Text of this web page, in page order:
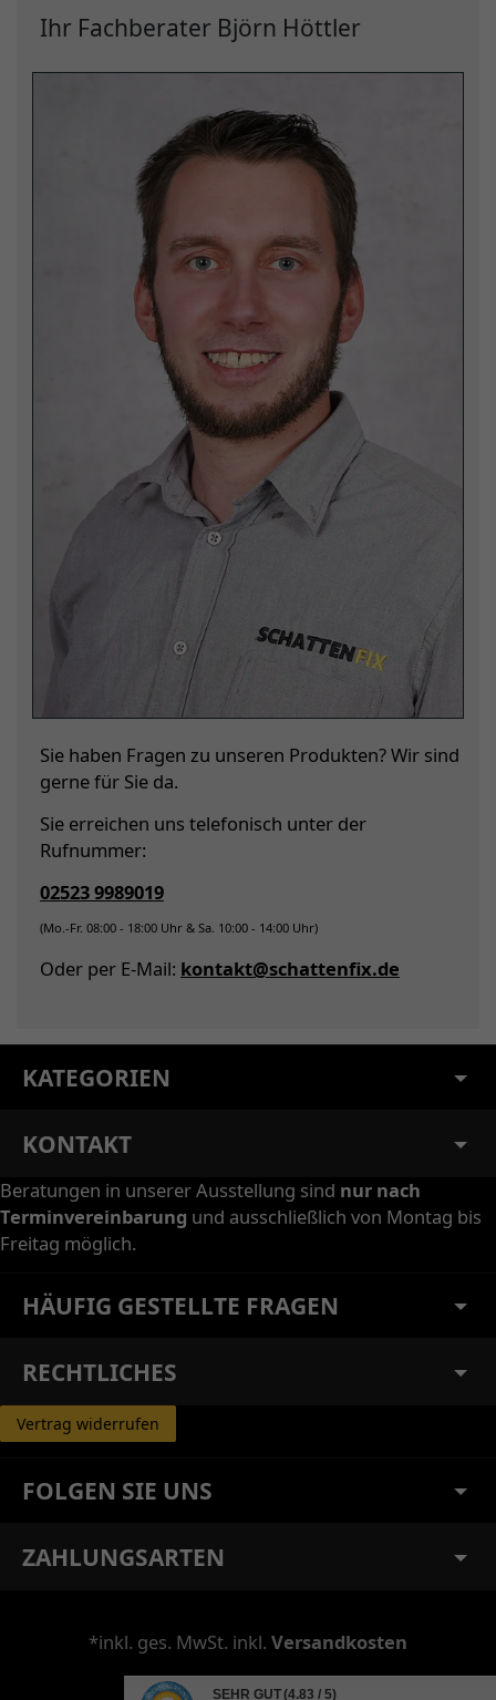
Ihr Fachberater Björn Höttler
Sie haben Fragen zu unseren Produkten? Wir sind
gerne für Sie da.
Sie erreichen uns telefonisch unter der
Rufnummer:
02523 9989019
(Mo.-Fr. 08:00 - 18:00 Uhr & Sa. 10:00 - 14:00 Uhr)
Oder per E-Mail: kontakt@schattenfix.de
KATEGORIEN
KONTAKT
Beratungen in unserer Ausstellung sind nur nach
Terminvereinbarung und ausschließlich von Montag bis
Freitag möglich.
HÄUFIG GESTELLTE FRAGEN
RECHTLICHES
Vertrag widerrufen
FOLGEN SIE UNS
ZAHLUNGSARTEN
*inkl. ges. MwSt. inkl. Versandkosten
SEHR GUT(4.83 / 5)